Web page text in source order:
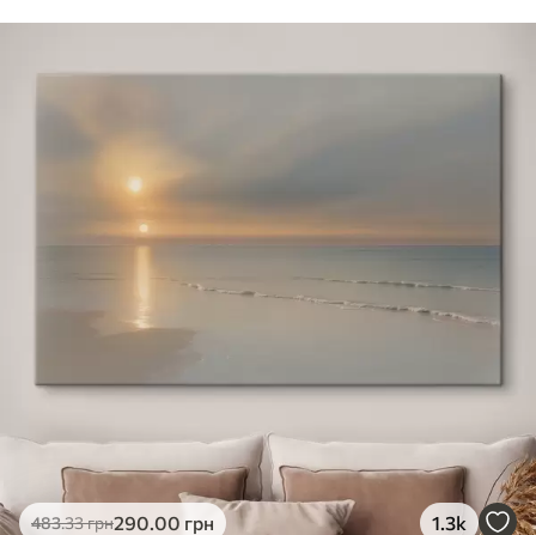
483.33грн290.00 грн 1.3k